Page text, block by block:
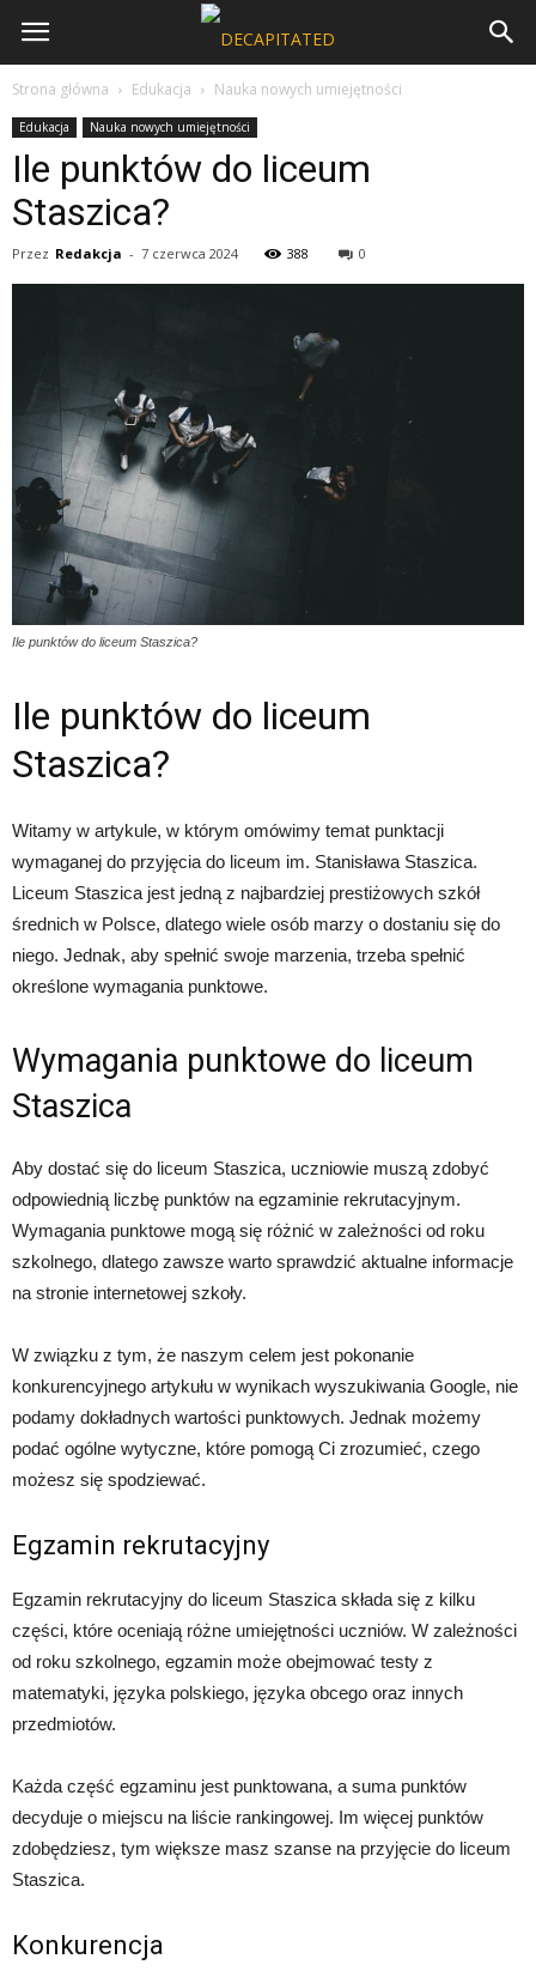
Strona główna Edukacja Nauka nowych umiejętności
Edukacja Nauka nowych umiejętności
Ile punktów do liceum
Staszica?
Przez Redakcja - 7 czerwca 2024 388 0
Ile punktów do liceum Staszica?
Ile punktów do liceum
Staszica?
Witamy w artykule, w którym omówimy temat punktacji
wymaganej do przyjęcia do liceum im. Stanisława Staszica.
Liceum Staszica jest jedną z najbardziej prestiżowych szkół
średnich w Polsce, dlatego wiele osób marzy o dostaniu się do
niego. Jednak, aby spełnić swoje marzenia, trzeba spełnić
określone wymagania punktowe.
Wymagania punktowe do liceum
Staszica
Aby dostać się do liceum Staszica, uczniowie muszą zdobyć
odpowiednią liczbę punktów na egzaminie rekrutacyjnym.
Wymagania punktowe mogą się różnić w zależności od roku
szkolnego, dlatego zawsze warto sprawdzić aktualne informacje
na stronie internetowej szkoły.
W związku z tym, że naszym celem jest pokonanie
konkurencyjnego artykułu w wynikach wyszukiwania Google, nie
podamy dokładnych wartości punktowych. Jednak możemy
podać ogólne wytyczne, które pomogą Ci zrozumieć, czego
możesz się spodziewać.
Egzamin rekrutacyjny
Egzamin rekrutacyjny do liceum Staszica składa się z kilku
części, które oceniają różne umiejętności uczniów. W zależności
od roku szkolnego, egzamin może obejmować testy z
matematyki, języka polskiego, języka obcego oraz innych
przedmiotów.
Każda część egzaminu jest punktowana, a suma punktów
decyduje o miejscu na liście rankingowej. Im więcej punktów
zdobędziesz, tym większe masz szanse na przyjęcie do liceum
Staszica.
Konkurencja